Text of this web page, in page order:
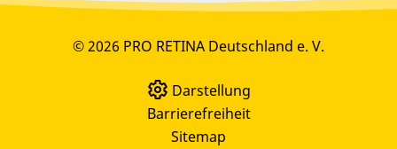
© 2026 PRO RETINA Deutschland e. V.
Darstellung
Barrierefreiheit
Sitemap